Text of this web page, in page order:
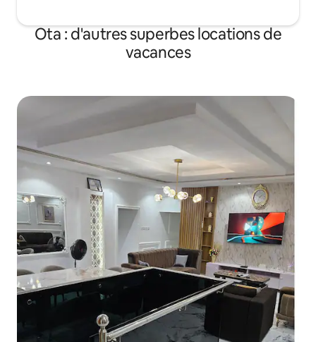
Ota : d'autres superbes locations de
vacances